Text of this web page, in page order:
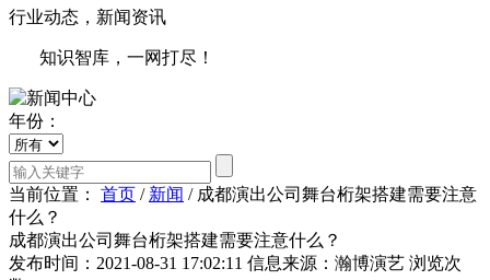
行业动态，新闻资讯
知识智库，一网打尽！
年份：
当前位置： 首页 / 新闻 / 成都演出公司舞台桁架搭建需要注意
什么？
成都演出公司舞台桁架搭建需要注意什么？
发布时间：2021-08-31 17:02:11 信息来源：瀚博演艺 浏览次